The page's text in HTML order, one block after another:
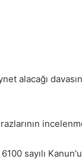
alacağı
sayılı